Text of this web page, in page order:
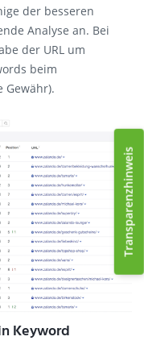
der besseren
Analyse an. Bei
der URL um
beim
Gewähr).
Keyword
Transparenzhinweis